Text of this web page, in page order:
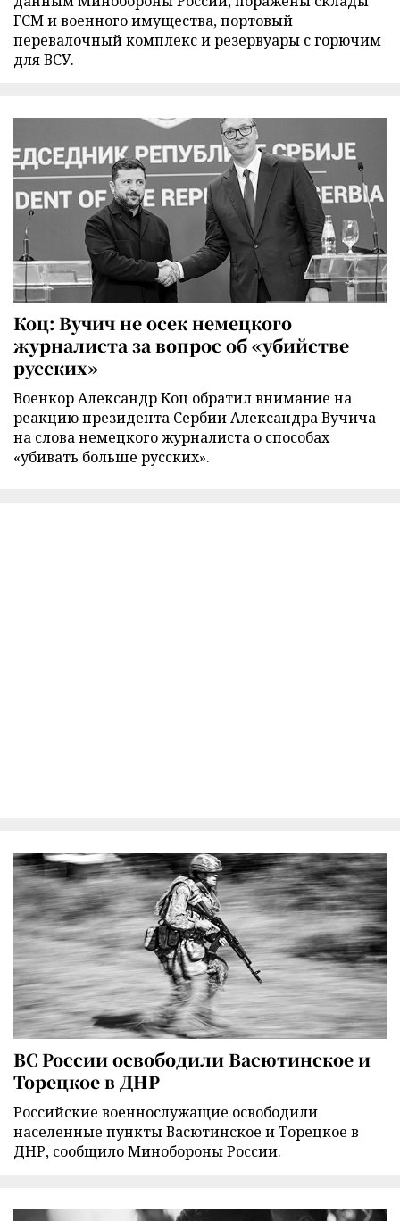
ГСМ и военного имущества, портовый
перевалочный комплекс и резервуары с горючим
для ВСУ.
Коц: Вучич не осек немецкого
журналиста за вопрос об «убийстве
русских»
Военкор Александр Коц обратил внимание на
реакцию президента Сербии Александра Вучича
на слова немецкого журналиста о способах
«убивать больше русских».
ВС России освободили Васютинское и
Торецкое в ДНР
Российские военнослужащие освободили
населенные пункты Васютинское и Торецкое в
ДНР, сообщило Минобороны России.